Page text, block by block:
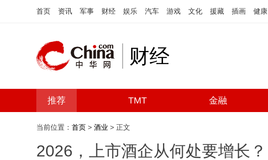
首页 资讯 军事 财经 娱乐 汽车 游戏 文化 援藏 插画 健康
财经
推荐 TMT 金融
当前位置： 首页 > 酒业 > 正文
2026，上市酒企从何处要增长？